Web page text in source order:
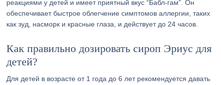
реакциями у детей и имеет приятный вкус “Бабл-гам”. Он
обеспечивает быстрое облегчение симптомов аллергии, таких
как зуд, насморк и красные глаза, и действует до 24 часов.
Как правильно дозировать сироп Эриус для
детей?
Для детей в возрасте от 1 года до 6 лет рекомендуется давать